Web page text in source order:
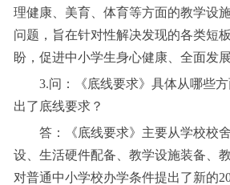
理健康、美育、体育等方面的教学设
问题，旨在针对性解决发现的各类短
盼，促进中小学生身心健康、全面发展
3.问：《底线要求》具体从哪些方
出了底线要求？
答：《底线要求》主要从学校校舍
设、生活硬件配备、教学设施装备、
对普通中小学校办学条件提出了新的